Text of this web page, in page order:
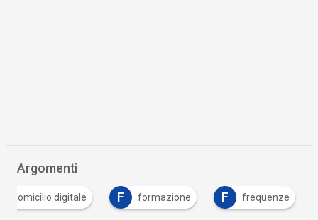
Argomenti
domicilio digitale F formazione F frequenze